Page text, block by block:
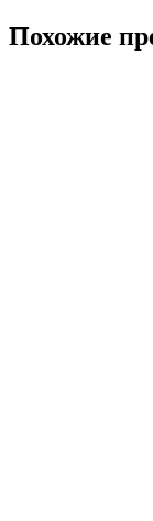
Похожие